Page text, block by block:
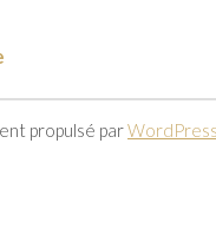
propulsé parWordPress